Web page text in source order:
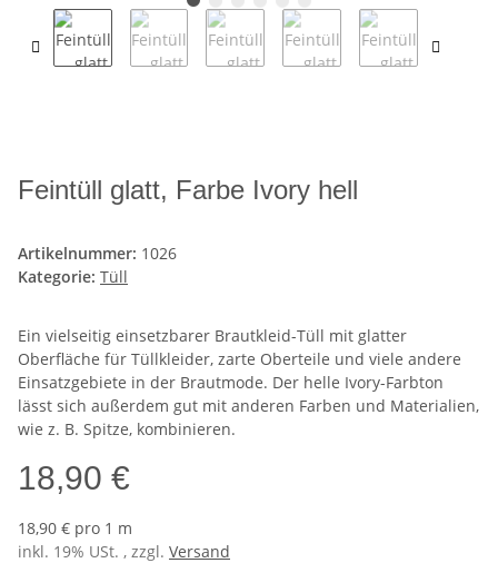
Feintüll glatt, Farbe Ivory hell
Artikelnummer: 1026
Kategorie: Tüll
Ein vielseitig einsetzbarer Brautkleid-Tüll mit glatter
Oberfläche für Tüllkleider, zarte Oberteile und viele andere
Einsatzgebiete in der Brautmode. Der helle Ivory-Farbton
lässt sich außerdem gut mit anderen Farben und Materialien,
wie z. B. Spitze, kombinieren.
18,90 €
18,90 € pro 1 m
inkl. 19% USt. , zzgl. Versand